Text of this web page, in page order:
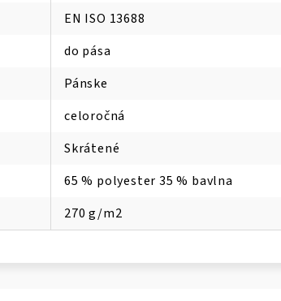
EN ISO 13688
do pása
Pánske
celoročná
Skrátené
65 % polyester 35 % bavlna
270 g/m2